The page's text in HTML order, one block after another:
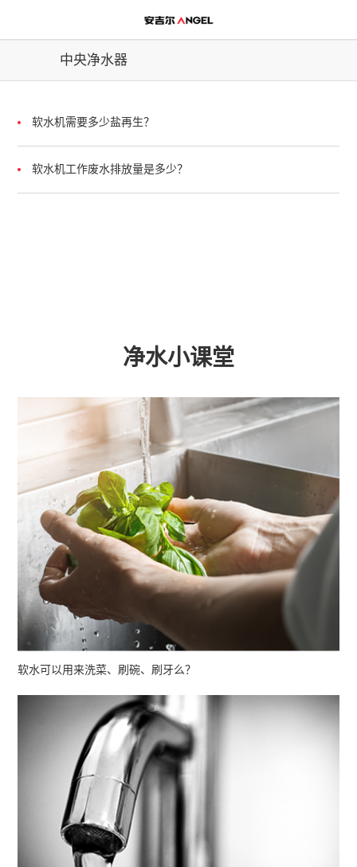
中央净水器
软水机需要多少盐再生？
软水机工作废水排放量是多少？
净水小课堂
软水可以用来洗菜、刷碗、刷牙么？